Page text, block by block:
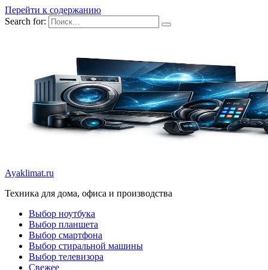
Перейти к содержанию
Search for:
Ayaklimat.ru
Техника для дома, офиса и производства
Выбор ноутбука
Выбор планшета
Выбор смартфона
Выбор стиральной машины
Выбор телевизора
Свежее